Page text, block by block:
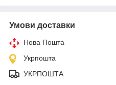
Умови доставки
Нова Пошта
Укрпошта
УКРПОШТА